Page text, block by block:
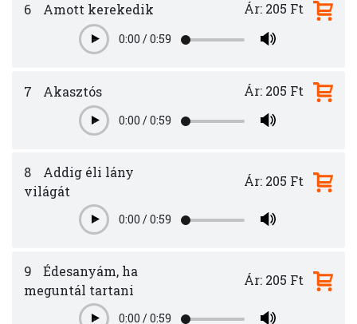
6 Amott kerekedik
Play0:00 /0:59
Ár: 205 Ft
7 Akasztós
Play0:00 /0:59
Ár: 205 Ft
8
Addig éli lány
világát
Play0:00 /0:59
Ár: 205 Ft
9
Édesanyám, ha
meguntál tartani
0:00 /0:59
Ár: 205 Ft